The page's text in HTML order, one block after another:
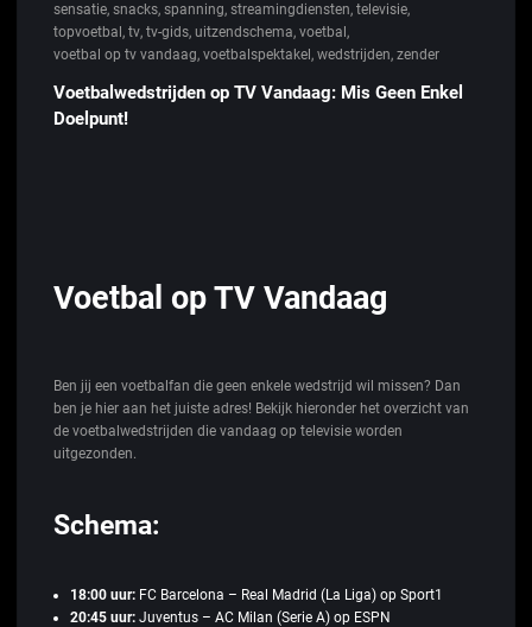
sensatie, snacks, spanning, streamingdiensten, televisie,
topvoetbal , tv, tv-gids, uitzendschema, voetbal ,
voetbal op tv vandaag, voetbalspektakel , wedstrijden, zender
Voetbalwedstrijden op TV Vandaag: Mis Geen Enkel
Doelpunt!
Voetbal op TV Vandaag
Ben jij een voetbalfan die geen enkele wedstrijd wil missen? Dan
ben je hier aan het juiste adres! Bekijk hieronder het overzicht van
de voetbalwedstrijden die vandaag op televisie worden
uitgezonden.
Schema:
18:00 uur:FC Barcelona – Real Madrid (La Liga) op Sport1
20:45 uur:Juventus – AC Milan (Serie A) op ESPN